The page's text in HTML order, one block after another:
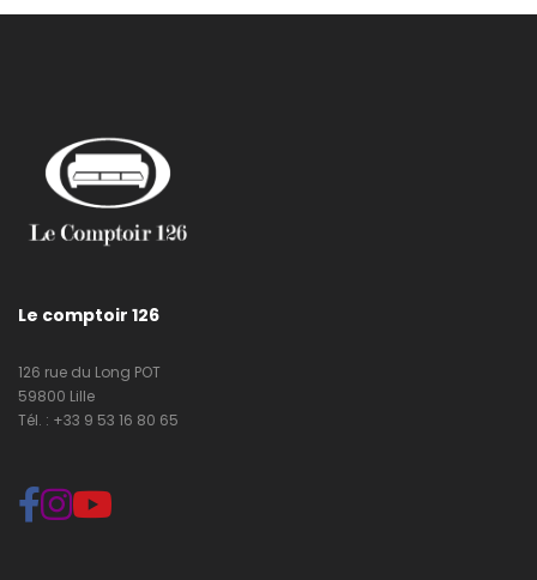
Le comptoir 126
126 rue du Long POT
59800 Lille
Tél. : +33 9 53 16 80 65